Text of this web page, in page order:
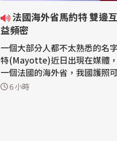
法國海外省馬約特 雙邊互動日
益頻密
一個大部分人都不太熟悉的名
特(Mayotte)近日出現在媒體
一個法國的海外省，我國護照
簽前往停留90天。近兩年因為我
6 小時